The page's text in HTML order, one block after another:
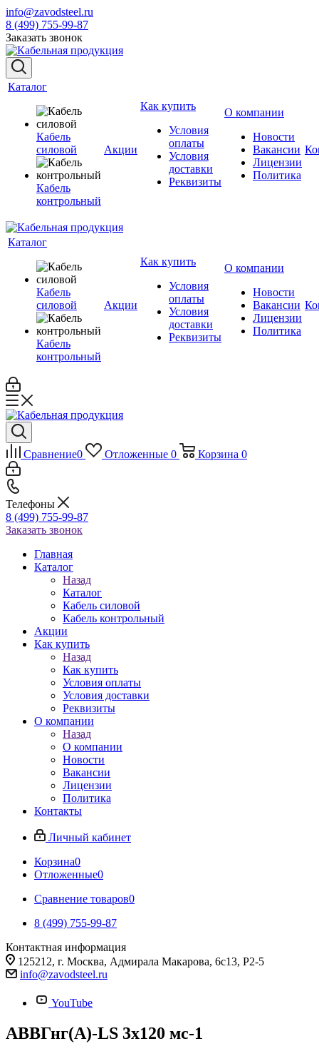
info@zavodsteel.ru
8 (499) 755-99-87
Заказать звонок
Каталог
Кабель
силовой
Кабель
контрольный
Акции
Как купить
Условия
оплаты
Условия
доставки
Реквизиты
О компании
Новости
Вакансии
Лицензии
Политика
Каталог
Кабель
силовой
Кабель
контрольный
Акции
Как купить
Условия
оплаты
Условия
доставки
Реквизиты
О компании
Новости
Вакансии
Лицензии
Политика
Сравнение0 Отложенные 0 Корзина 0
Телефоны
8 (499) 755-99-87
Заказать звонок
Главная
Каталог
Назад
Каталог
Кабель силовой
Кабель контрольный
Акции
Как купить
Назад
Как купить
Условия оплаты
Условия доставки
Реквизиты
О компании
Назад
О компании
Новости
Вакансии
Лицензии
Политика
Контакты
Личный кабинет
Корзина0
Отложенные0
Сравнение товаров0
8 (499) 755-99-87
Контактная информация
125212, г. Москва, Адмирала Макарова, 6с13, Р2-5
info@zavodsteel.ru
YouTube
АВВГнг(A)-LS 3х120 мс-1